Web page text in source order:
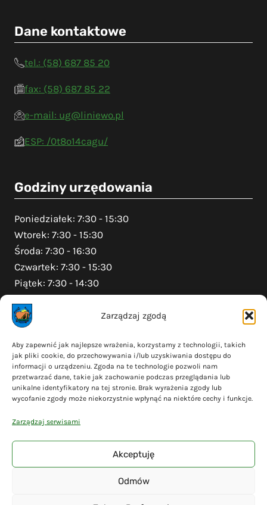
Zarządzaj zgodą
Aby zapewnić jak najlepsze wrażenia, korzystamy z technologii, takich
jak pliki cookie, do przechowywania i/lub uzyskiwania dostępu do
informacji o urządzeniu. Zgoda na te technologie pozwoli nam
przetwarzać dane, takie jak zachowanie podczas przeglądania lub
unikalne identyfikatory na tej stronie. Brak wyrażenia zgody lub
wycofanie zgody może niekorzystnie wpłynąć na niektóre cechy i funkcje.
Zarządzaj serwisami
Akceptuję
Odmów
Dane kontaktowe
tel.: (58) 687 85 20
fax: (58) 687 85 22
e-mail: ug@liniewo.pl
ESP: /0t8o14cagu/
Godziny urzędowania
Poniedziałek: 7:30 - 15:30
Wtorek: 7:30 - 15:30
Środa: 7:30 - 16:30
Czwartek: 7:30 - 15:30
Piątek: 7:30 - 14:30
Na skróty
Polityka prywatności
Polityka plików cookies (EU)
Deklaracja dostępności
Mapa serwisu